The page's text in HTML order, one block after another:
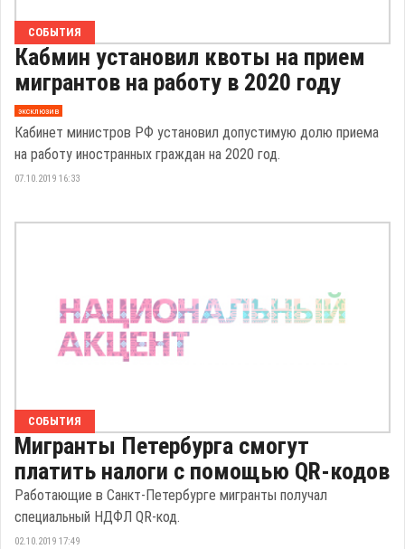
СОБЫТИЯ
Кабмин установил квоты на прием
мигрантов на работу в 2020 году
эксклюзив
Кабинет министров РФ установил допустимую долю приема
на работу иностранных граждан на 2020 год.
07.10.2019 16:33
СОБЫТИЯ
Мигранты Петербурга смогут
платить налоги с помощью QR-кодов
Работающие в Санкт-Петербурге мигранты получал
специальный НДФЛ QR-код.
02.10.2019 17:49